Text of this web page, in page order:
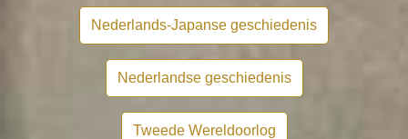
Nederlands-Japanse geschiedenis
Nederlandse geschiedenis
Tweede Wereldoorlog